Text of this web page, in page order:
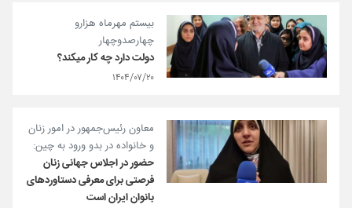
بیستم مهرماه هزارو
چهارصدو‌چهار
دولت دارد چه کار میکند؟
۱۴۰۴/۰۷/۲۰
معاون رئیس‌جمهور در امور زنان
و خانواده در بدو ورود به چین:
حضور در اجلاس جهانی زنان
فرصتی برای معرفی دستاوردهای
بانوان ایران است